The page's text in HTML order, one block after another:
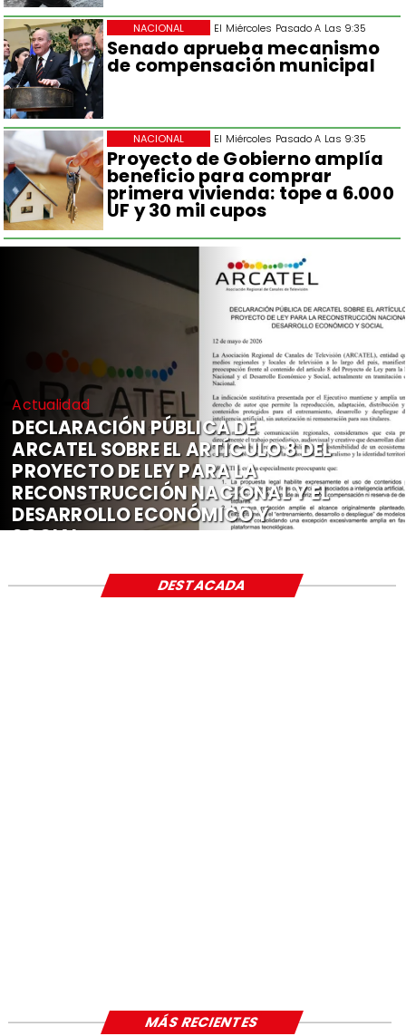
El Miércoles Pasado A Las 9:35
Senado aprueba mecanismo
de compensación municipal
NACIONAL
El Miércoles Pasado A Las 9:35
Proyecto de Gobierno amplía
beneficio para comprar
primera vivienda: tope a 6.000
UF y 30 mil cupos
NACIONAL
Actualidad
DECLARACIÓN PÚBLICA DE
ARCATEL SOBRE EL ARTÍCULO 8 DEL
PROYECTO DE LEY PARA LA
RECONSTRUCCIÓN NACIONAL Y EL
DESARROLLO ECONÓMICO Y
SOCIAL
DESTACADA
MÁS RECIENTES